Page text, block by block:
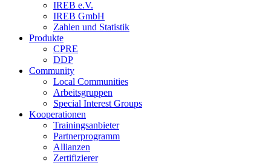
IREB e.V.
IREB GmbH
Zahlen und Statistik
Produkte
CPRE
DDP
Community
Local Communities
Arbeitsgruppen
Special Interest Groups
Kooperationen
Trainingsanbieter
Partnerprogramm
Allianzen
Zertifizierer